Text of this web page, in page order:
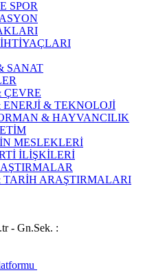
SPOR
SANAT
ÇEVRE
& TEKNOLOJİ
& HAYVANCILIK
MESLEKLERİ
İLİŞKİLERİ
TARİH ARAŞTIRMALARI
- Gn.Sek. :